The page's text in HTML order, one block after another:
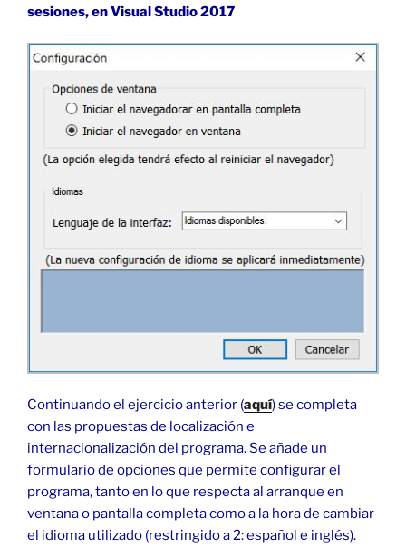
sesiones, en Visual Studio 2017
Continuando el ejercicio anterior (aquí) se completa
con las propuestas de localización e
internacionalización del programa. Se añade un
formulario de opciones que permite configurar el
programa, tanto en lo que respecta al arranque en
ventana o pantalla completa como a la hora de cambiar
el idioma utilizado (restringido a 2: español e inglés).